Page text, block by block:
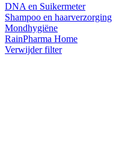
DNA en Suikermeter
Shampoo en haarverzorging
Mondhygiëne
RainPharma Home
Verwijder filter